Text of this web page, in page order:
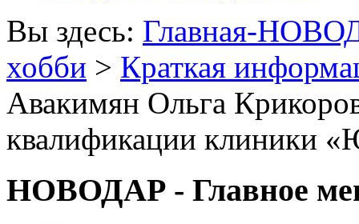
Вы здесь: Главная-
хобби > Краткая
Авакимян Ольга
квалификации клиники
НОВОДАР - Главное